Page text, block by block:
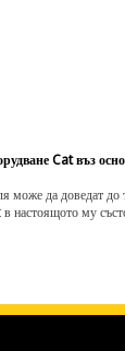
Cat въз
да доведат
настоящото му